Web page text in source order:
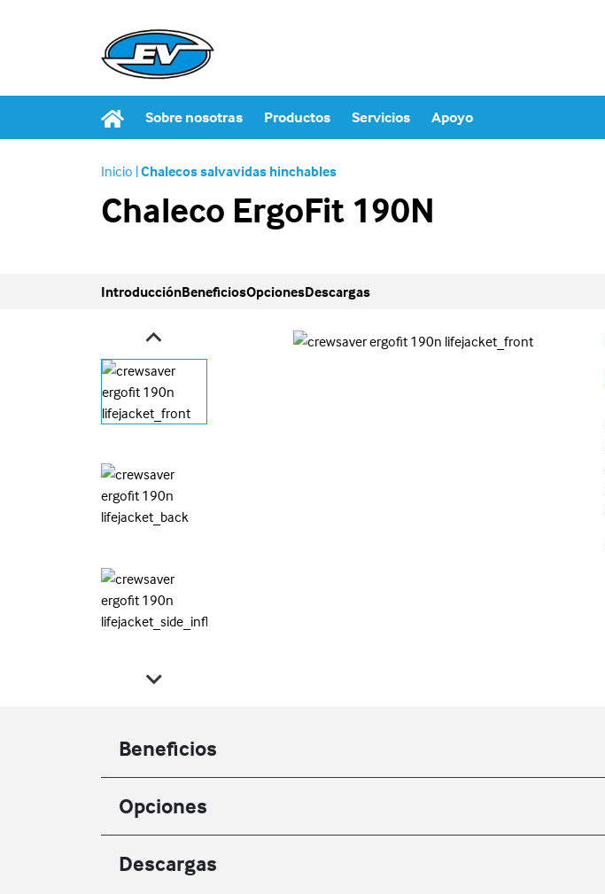
Sobre nosotras Productos Servicios Apoyo
Inicio |Chalecos salvavidas hinchables
Chaleco ErgoFit 190N
IntroducciónBeneficiosOpcionesDescargas
Beneficios
Opciones
Descargas